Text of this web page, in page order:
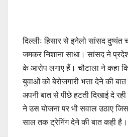
दिल्लीः हिसार से इनेलो सांसद दुष्यंत
जमकर निशाना साधा। सांसद ने
के आरोप लगाए हैं। चौटाला ने कहा
युवाओं को बेरोजगारी भत्ता देने की
अपनी बात से पीछे हटती दिखाई दे
ने उस योजना पर भी सवाल उठाए
साल तक ट्रेनिंग देने की बात कही है।